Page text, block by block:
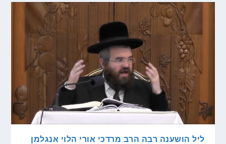
ליל הושענה רבה הרב מרדכי אורי הלוי אנגלמן